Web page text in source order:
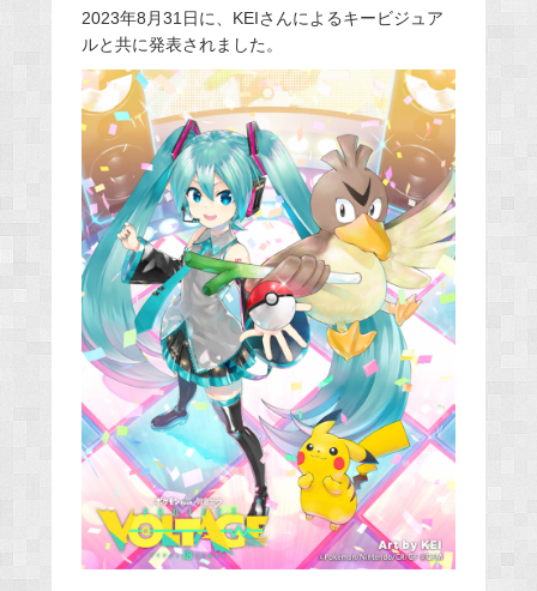
2023年8月31日に、KEIさんによるキービジュア
ルと共に発表されました。